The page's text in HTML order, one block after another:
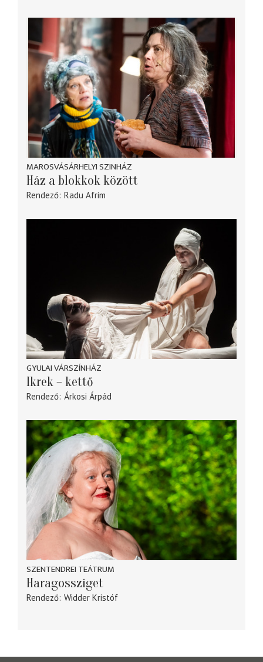
MAROSVÁSÁRHELYI SZINHÁZ
Ház a blokkok között
Rendező Radu Afrim
GYULAI VÁRSZÍNHÁZ
Ikrek – kettő
Rendező Árkosi Árpád
SZENTENDREI TEÁTRUM
Haragossziget
Rendező Widder Kristóf